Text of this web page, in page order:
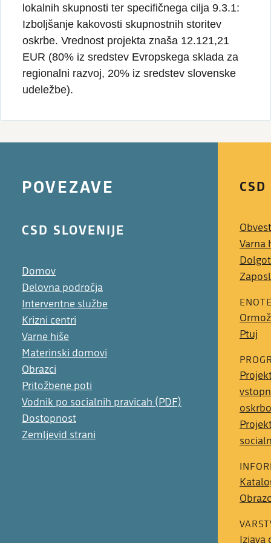
lokalnih skupnosti ter specifičnega cilja 9.3.1:
Izboljšanje kakovosti skupnostnih storitev
oskrbe. Vrednost projekta znaša 12.121,21
EUR (80% iz sredstev Evropskega sklada za
regionalni razvoj, 20% iz sredstev slovenske
udeležbe).
POVEZAVE
CSD SLOVENIJE
Domov
Delovna področja
Interventne službe
Krizni centri
Varne hiše
Materinski domovi
Obrazci
Pritožbene poti
Vodnik po socialnih pravicah (PDF)
Dostopnost
Zemljevid strani
CSD
Varna
Ormož
Ptuj
oskrbo
Izjava